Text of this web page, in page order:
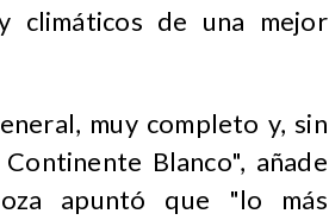
climáticos de una mejor
muy completo y, sin
Blanco", añade
apuntó que "lo más